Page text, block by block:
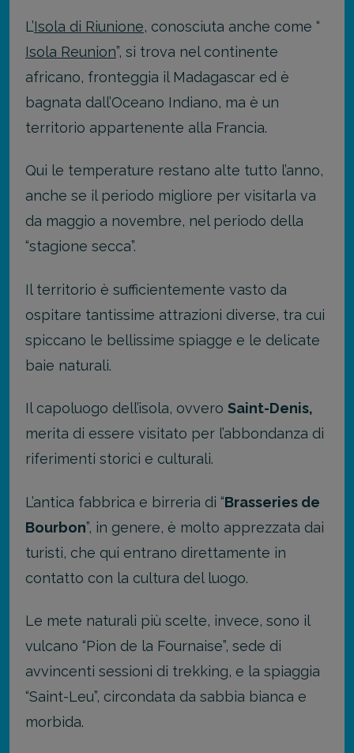
L’Isola di Riunione, conosciuta anche come “
Isola Reunion”, si trova nel continente
africano, fronteggia il Madagascar ed è
bagnata dall’Oceano Indiano, ma è un
territorio appartenente alla Francia.
Qui le temperature restano alte tutto l’anno,
anche se il periodo migliore per visitarla va
da maggio a novembre, nel periodo della
“stagione secca”.
Il territorio è sufficientemente vasto da
ospitare tantissime attrazioni diverse, tra cui
spiccano le bellissime spiagge e le delicate
baie naturali.
Il capoluogo dell’isola, ovvero Saint-Denis,
merita di essere visitato per l’abbondanza di
riferimenti storici e culturali.
L’antica fabbrica e birreria di “Brasseries de
Bourbon”, in genere, è molto apprezzata dai
turisti, che qui entrano direttamente in
contatto con la cultura del luogo.
Le mete naturali più scelte, invece, sono il
vulcano “Pion de la Fournaise”, sede di
avvincenti sessioni di trekking, e la spiaggia
“Saint-Leu”, circondata da sabbia bianca e
morbida.